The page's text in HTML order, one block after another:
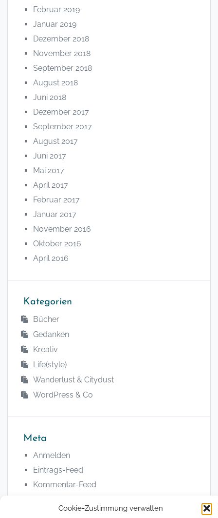
Cookie-Zustimmung verwalten
Februar 2019
Januar 2019
Dezember 2018
November 2018
September 2018
August 2018
Juni 2018
Dezember 2017
September 2017
August 2017
Juni 2017
Mai 2017
April 2017
Februar 2017
Januar 2017
November 2016
Oktober 2016
April 2016
Kategorien
Bücher
Gedanken
Kreativ
Life(style)
Wanderlust & Citydust
WordPress & Co
Meta
Anmelden
Eintrags-Feed
Kommentar-Feed